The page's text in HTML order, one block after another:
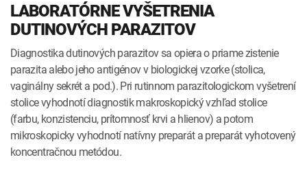
LABORATÓRNE VYŠETRENIA
DUTINOVÝCH PARAZITOV
Diagnostika dutinových parazitov sa opiera o priame zistenie
parazita alebo jeho antigénov v biologickej vzorke (stolica,
vaginálny sekrét a pod.). Pri rutinnom parazitologickom vyšetrení
stolice vyhodnotí diagnostik makroskopický vzhľad stolice
(farbu, konzistenciu, prítomnosť krvi a hlienov) a potom
mikroskopicky vyhodnotí natívny preparát a preparát vyhotovený
koncentračnou metódou.